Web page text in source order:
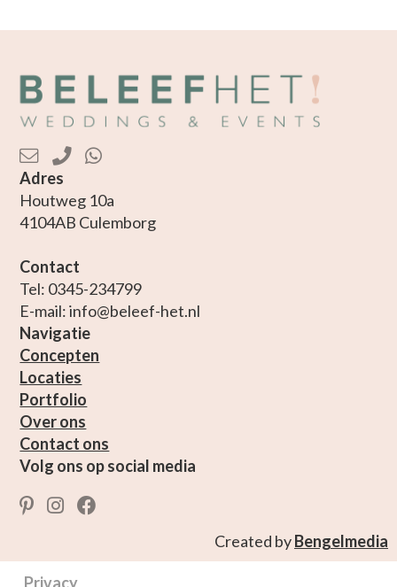
Adres
Houtweg 10a
4104AB Culemborg
Contact
Tel: 0345-234799
E-mail: info@beleef-het.nl
Navigatie
Concepten
Locaties
Portfolio
Over ons
Contact ons
Volg ons op social media
Created byBengelmedia
Privacy